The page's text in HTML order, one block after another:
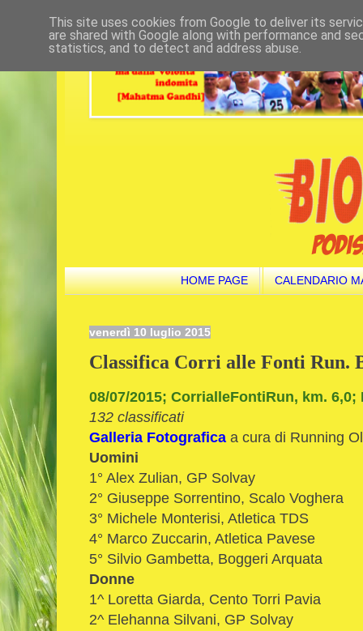
HOME PAGE CALENDARIO
venerdì 10 luglio 2015
Classifica Corri alle Fonti Run.
08/07/2015; CorrialleFontiRun, km. 6,0;
132 classificati
Galleria Fotografica a cura di Running
Uomini
1° Alex Zulian, GP Solvay
2° Giuseppe Sorrentino, Scalo Voghera
3° Michele Monterisi, Atletica TDS
4° Marco Zuccarin, Atletica Pavese
5° Silvio Gambetta, Boggeri Arquata
Donne
1^ Loretta Giarda, Cento Torri Pavia
2^ Elehanna Silvani, GP Solvay
This site uses cookies from Google to deliver its
are shared with Google along with performance and
statistics, and to detect and address abuse.